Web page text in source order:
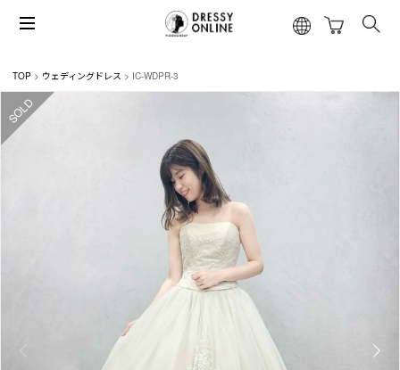
TOP ウェディングドレス IC-WDPR-3